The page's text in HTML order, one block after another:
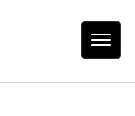
康卓
奈斯